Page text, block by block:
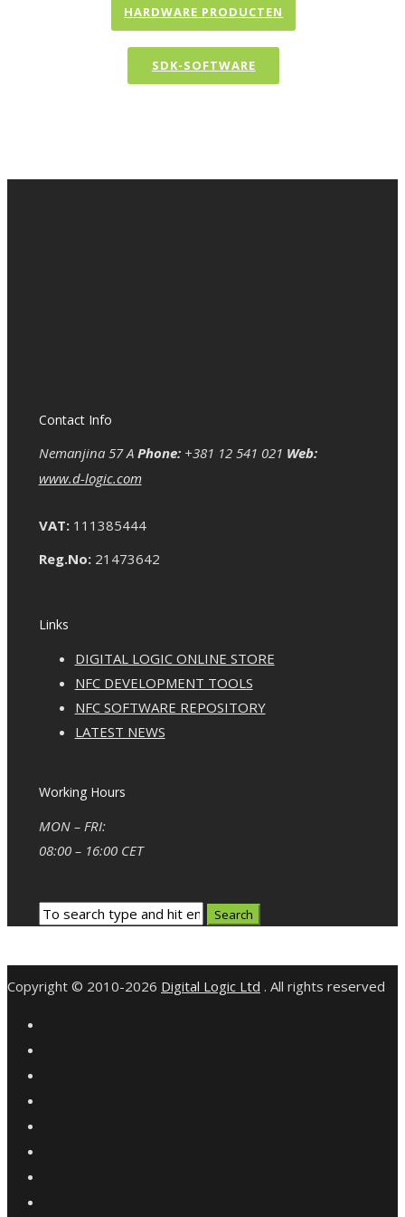
HARDWARE PRODUCTEN
SDK-SOFTWARE
Contact Info
Nemanjina 57 A Phone:+381 12 541 021 Web:
www.d-logic.com
VAT:111385444
Reg.No:21473642
Links
DIGITAL LOGIC ONLINE STORE
NFC DEVELOPMENT TOOLS
NFC SOFTWARE REPOSITORY
LATEST NEWS
Working Hours
MON – FRI:
08:00 – 16:00 CET
Copyright © 2010-2026 Digital Logic Ltd . All rights reserved